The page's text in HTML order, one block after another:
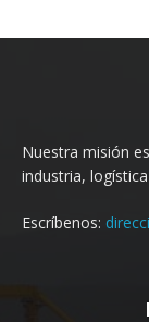
Nuestra misión
industria,
Escríbenos: